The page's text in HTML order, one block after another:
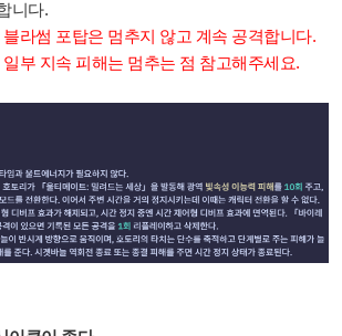
니다.
라썸 포탑은 멈추지 않고 계속 공격합니다.
부 지속 피해는 멈추는 점 참고해주세요.